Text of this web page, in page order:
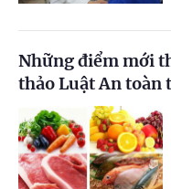
Những điểm mới
thảo Luật An toàn